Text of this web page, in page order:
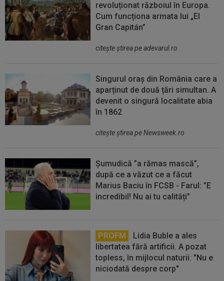
revoluționat războiul în Europa.
Cum funcționa armata lui „El
Gran Capitán”
citeşte ştirea pe adevarul.ro
Singurul oraș din România care a
aparținut de două țări simultan. A
devenit o singură localitate abia
în 1862
citeşte ştirea pe Newsweek.ro
Șumudică ”a rămas mască”,
după ce a văzut ce a făcut
Marius Baciu în FCSB - Farul: ”E
incredibil! Nu ai tu calități”
PROFM
Lidia Buble a ales
libertatea fără artificii. A pozat
topless, în mijlocul naturii: "Nu e
niciodată despre corp"